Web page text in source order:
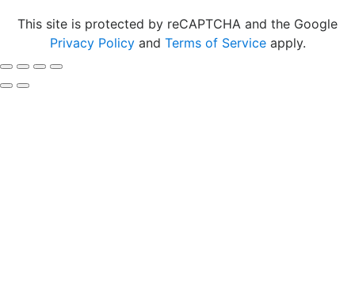
This site is protected by reCAPTCHA and the Google
Privacy Policyand Terms of Serviceapply.